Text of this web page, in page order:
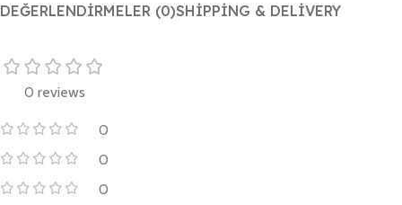
DEĞERLENDIRMELER (0)SHIPPING & DELIVERY
0 reviews
0
0
0